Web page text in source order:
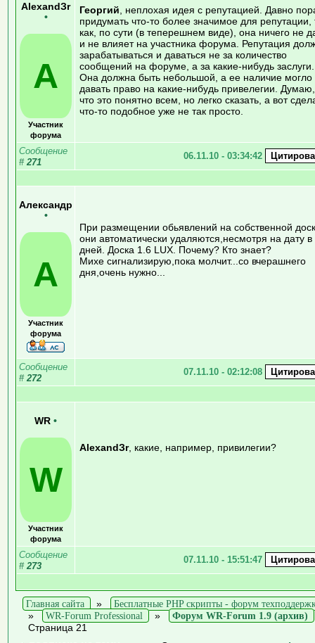
AlexandЗr
•
A
Участник
форума
Георгий , неплохая идея с репутацией. Давно
придумать что-то более значимое для репутации,
как, по сути (в теперешнем виде), она ничего не
и не влияет на участника форума. Репутация
зарабатываться и даваться не за количество
сообщений на форуме, а за какие-нибудь заслуги.
Она должна быть небольшой, а ее наличие
давать право на какие-нибудь привелегии. Думаю,
что это понятно всем, но легко сказать, а вот
что-то подобное уже не так просто.
Сообщение
# 271
06.11.10 - 03:34:42
Александр
•
А
Участник
форума
При размещении обьявлений на собственной
они автоматически удаляются,несмотря на дату в
дней. Доска 1.6 LUX. Почему? Кто знает?
Михе сигнализирую,пока молчит...со вчерашнего
дня,очень нужно...
Сообщение
# 272
07.11.10 - 02:12:08
WR •
W
Участник
форума
AlexandЗr, какие, например, привилегии?
Сообщение
# 273
07.11.10 - 15:51:47
Главная сайта »
Бесплатные PHP скрипты - форум
»
WR-Forum Professional » Форум WR-Forum 1.9 (архив)
Страница 21